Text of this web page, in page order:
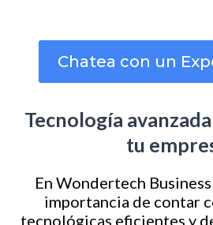
Chatea con un
Tecnología
tu
En Wondertech
importancia de contar
tecnológicas eficientes y